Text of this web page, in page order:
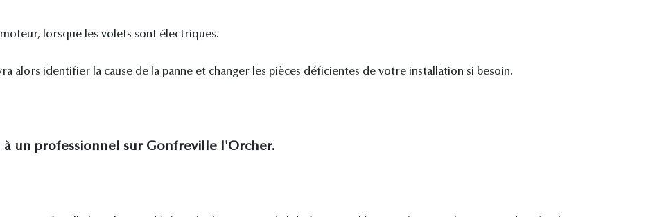
lorsque les volets sont électriques.
alors identifier la cause de la panne et changer les pièces déficientes de votre installation si besoin.
un professionnel sur Gonfreville l'Orcher.